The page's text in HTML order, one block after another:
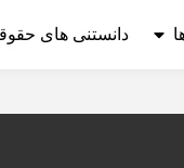
دانستنی های